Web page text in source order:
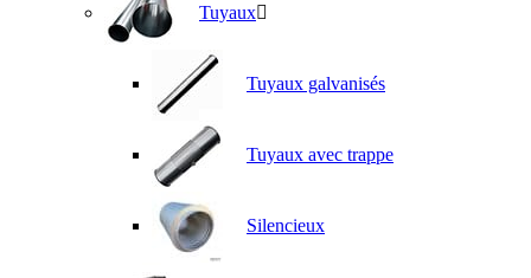
Tuyaux
Tuyaux galvanisés
Tuyaux avec trappe
Silencieux